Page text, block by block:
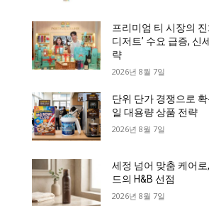
프리미엄 티 시장의 진
디저트’ 수요 급증, 신
략
2026년 8월 7일
단위 단가 경쟁으로
일 대용량 상품 전략
2026년 8월 7일
세정 넘어 맞춤 케어로
드의 H&B 선점
2026년 8월 7일